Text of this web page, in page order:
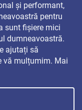
și performant,
pentru
sunt fișiere mici
dumneavoastră.
ajutați să
vă mulțumim. Mai
ne pe: